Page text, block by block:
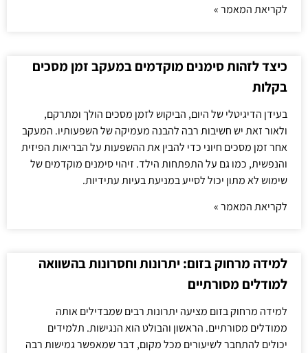
לקריאת המאמר »
כיצד לזהות סימנים מוקדמים במעקב זמן מסכים
בקלות
בעידן הדיגיטלי של היום, הביקוש לזמן מסכים הולך ומתרקם,
ולאור זאת יש חשיבות רבה להבנה מעמיקה של השפעותיו. המעקב
אחר זמן מסכים חיוני כדי להבין את ההשפעות על הבריאות הפיזית
והנפשית, כמו גם על התפתחות הילד. זיהוי סימנים מוקדמים של
שימוש לא מתון יכול לסייע במניעת בעיות עתידיות.
לקריאת המאמר »
למידה מרחוק בזום: יתרונות וחסרונות בהשוואה
למודלים מסורתיים
למידה מרחוק בזום מציעה יתרונות רבים שמבדילים אותה
ממודלים מסורתיים. הראשון והבולט הוא הנגישות. תלמידים
יכולים להתחבר לשיעורים מכל מקום, דבר שמאפשר גמישות רבה